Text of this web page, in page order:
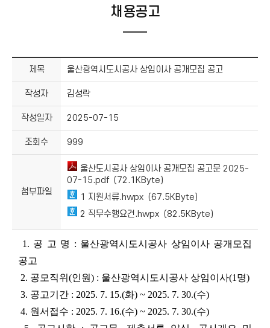
채용공고
제목 울산광역시도시공사 상임이사 공개모집 공고
작성자 김성락
작성일자 2025-07-15
조회수 999
첨부파일
울산도시공사 상임이사 공개모집 공고문 2025-
07-15.pdf (72.1KByte)
1 지원서류.hwpx (67.5KByte)
2 직무수행요건.hwpx (82.5KByte)
1. 공 고 명 : 울산광역시도시공사 상임이사 공개모집
공고
2. 공모직위(인원) : 울산광역시도시공사 상임이사(1명)
3. 공고기간 : 2025. 7. 15.(화) ~ 2025. 7. 30.(수)
4. 원서접수 : 2025. 7. 16.(수) ~ 2025. 7. 30.(수)